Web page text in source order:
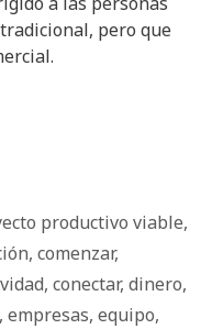
pero que
productivo viable,
, comenzar,
, conectar, dinero,
, empresas, equipo,